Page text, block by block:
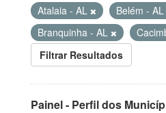
Atalaia - AL
Belém - AL
Branquinha - AL
Filtrar Resultados
Painel - Perfil dos